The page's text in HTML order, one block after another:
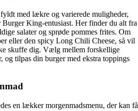
med lækre og varierede muligheder,
King-entusiast. Her finder du alt fra
salater og sprøde pommes frites. Om
eller den spicy Long Chili Cheese, så vil
skuffe dig. Vælg mellem forskellige
og tilpas din burger med ekstra toppings
en lækker morgenmadsmenu, der kan få